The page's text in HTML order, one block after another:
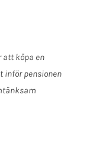
att köpa en
inför pensionen